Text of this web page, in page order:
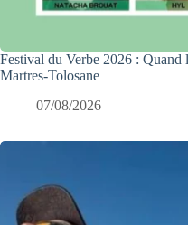
Festival du Verbe 2026 : Quand
Martres-Tolosane
07/08/2026